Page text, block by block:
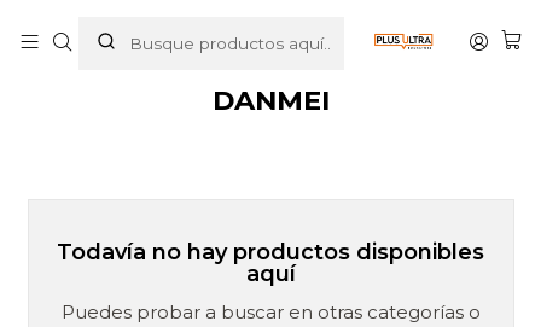
DANMEI
Todavía no hay productos disponibles
aquí
Puedes probar a buscar en otras categorías o